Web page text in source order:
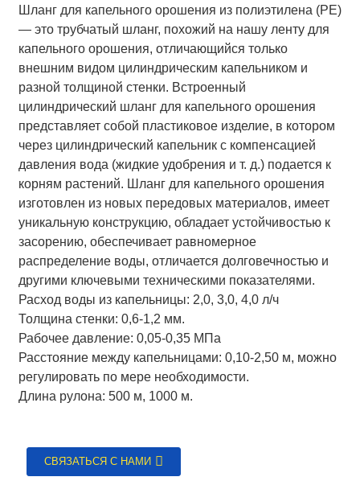
Шланг для капельного орошения из полиэтилена (PE)
— это трубчатый шланг, похожий на нашу ленту для
капельного орошения, отличающийся только
внешним видом цилиндрическим капельником и
разной толщиной стенки. Встроенный
цилиндрический шланг для капельного орошения
представляет собой пластиковое изделие, в котором
через цилиндрический капельник с компенсацией
давления вода (жидкие удобрения и т. д.) подается к
корням растений. Шланг для капельного орошения
изготовлен из новых передовых материалов, имеет
уникальную конструкцию, обладает устойчивостью к
засорению, обеспечивает равномерное
распределение воды, отличается долговечностью и
другими ключевыми техническими показателями.
Расход воды из капельницы: 2,0, 3,0, 4,0 л/ч
Толщина стенки: 0,6-1,2 мм.
Рабочее давление: 0,05-0,35 МПа
Расстояние между капельницами: 0,10-2,50 м, можно
регулировать по мере необходимости.
Длина рулона: 500 м, 1000 м.
СВЯЗАТЬСЯ С НАМИ